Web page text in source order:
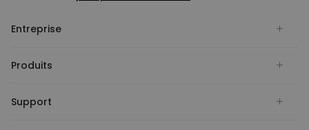
Entreprise
Produits
Support